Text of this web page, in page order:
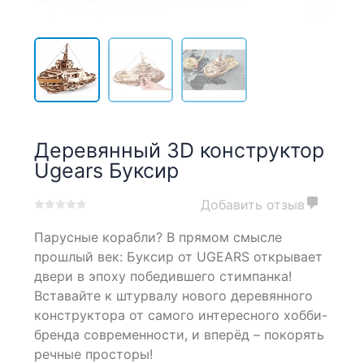
Деревянный 3D конструктор
Ugears Буксир
out
based
on
customer
ratings
Добавить отзыв
Парусные корабли? В прямом смысле
прошлый век: Буксир от UGEARS открывает
двери в эпоху победившего стимпанка!
Вставайте к штурвалу нового деревянного
конструктора от самого интересного хобби-
бренда современности, и вперёд – покорять
речные просторы!